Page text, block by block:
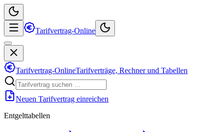
Tarifvertrag-Online
Tarifvertrag-OnlineTarifverträge, Rechner und Tabellen
Neuen Tarifvertrag einreichen
Entgelttabellen